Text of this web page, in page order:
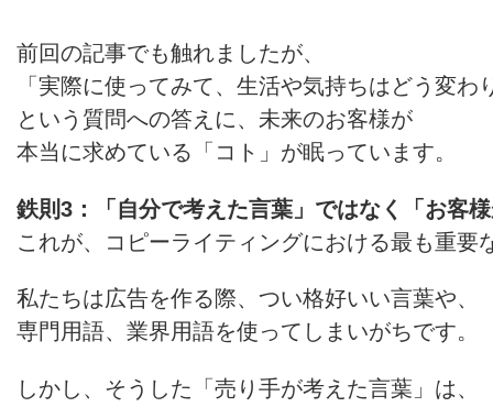
前回の記事でも触れましたが、
「実際に使ってみて、生活や気持ちはどう変わ
という質問への答えに、未来のお客様が
本当に求めている「コト」が眠っています。
鉄則3：「自分で考えた言葉」ではなく「お客
これが、コピーライティングにおける最も重要
私たちは広告を作る際、つい格好いい言葉や、
専門用語、業界用語を使ってしまいがちです。
しかし、そうした「売り手が考えた言葉」は、